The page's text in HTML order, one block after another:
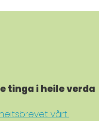
tinga i heile verda
vårt.